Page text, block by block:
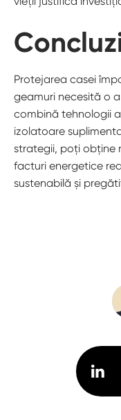
Protejarea casei
geamuri necesită o
combină tehnologii
izolatoare
strategii, poți obține
facturi energetice
sustenabilă și